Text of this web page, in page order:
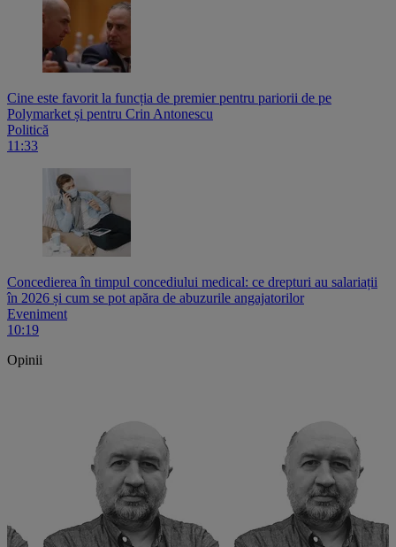
Cine este favorit la funcția de premier pentru pariorii de pe
Polymarket și pentru Crin Antonescu
Politică
11:33
Concedierea în timpul concediului medical: ce drepturi au salariații
în 2026 și cum se pot apăra de abuzurile angajatorilor
Eveniment
10:19
Opinii